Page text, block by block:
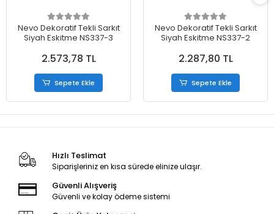
Nevo Dekoratif Tekli Sarkıt
Siyah Eskitme NS337-3
2.573,78 TL
Sepete Ekle
Nevo Dekoratif Tekli Sarkıt
Siyah Eskitme NS337-2
2.287,80 TL
Sepete Ekle
Hızlı Teslimat
Siparişleriniz en kısa sürede elinize ulaşır.
Güvenli Alışveriş
Güvenli ve kolay ödeme sistemi